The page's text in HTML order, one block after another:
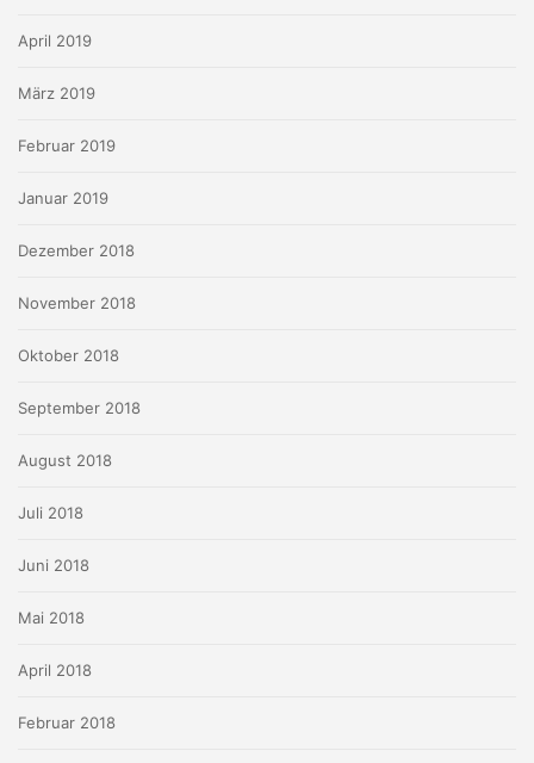
April 2019
März 2019
Februar 2019
Januar 2019
Dezember 2018
November 2018
Oktober 2018
September 2018
August 2018
Juli 2018
Juni 2018
Mai 2018
April 2018
Februar 2018